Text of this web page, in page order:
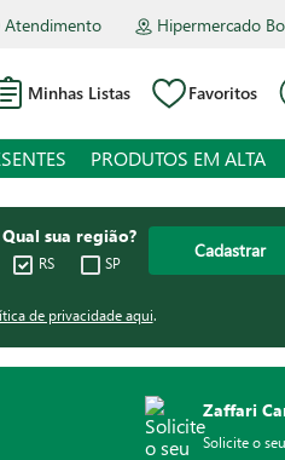
Atendimento Hipermercado
Minhas Listas Favoritos
PRODUTOS EM ALTA
Qual sua região?
RS SP
Cadastrar
de privacidade aqui.
Zaffari
Solicite o seu